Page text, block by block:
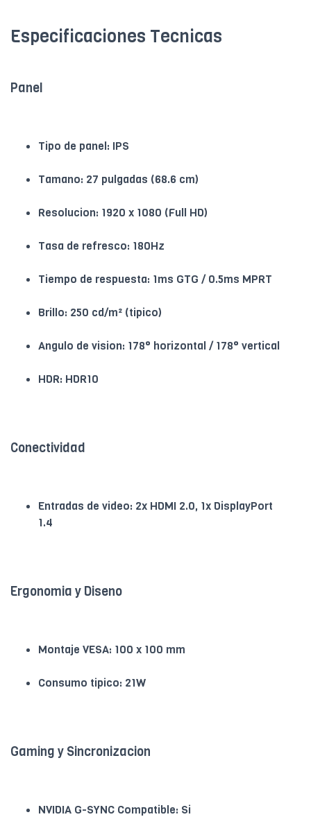
Especificaciones Tecnicas
Panel
Tipo de panel: IPS
Tamano: 27 pulgadas (68.6 cm)
Resolucion: 1920 x 1080 (Full HD)
Tasa de refresco: 180Hz
Tiempo de respuesta: 1ms GTG / 0.5ms MPRT
Brillo: 250 cd/m² (tipico)
Angulo de vision: 178° horizontal / 178° vertical
HDR: HDR10
Conectividad
Entradas de video: 2x HDMI 2.0, 1x DisplayPort
1.4
Ergonomia y Diseno
Montaje VESA: 100 x 100 mm
Consumo tipico: 21W
Gaming y Sincronizacion
NVIDIA G-SYNC Compatible: Si